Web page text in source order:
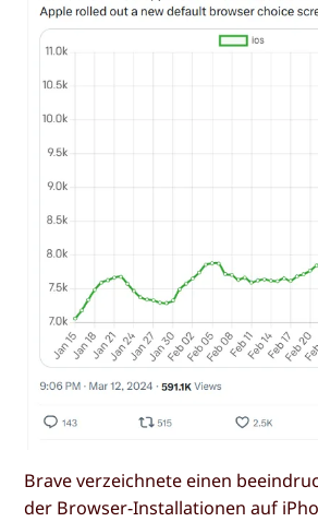
Brave verzeichnete einen
der Browser-Installationen auf